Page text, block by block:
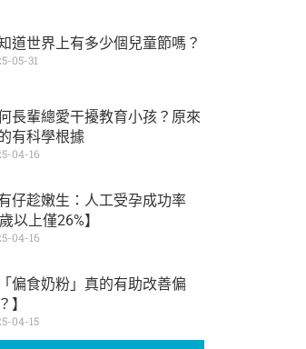
道世界上有多少個兒童節嗎？
05-31
長輩總愛干擾教育小孩？原來
有科學根據
04-16
有仔趁嫩生：人工受孕成功率
以上僅26%】
04-16
「偏食奶粉」真的有助改善偏
】
04-15